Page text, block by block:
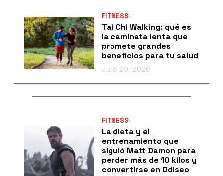
FITNESS
Tai Chi Walking: qué es
la caminata lenta que
promete grandes
beneficios para tu salud
Julio 29, 2026
FITNESS
La dieta y el
entrenamiento que
siguió Matt Damon para
perder más de 10 kilos y
convertirse en Odiseo